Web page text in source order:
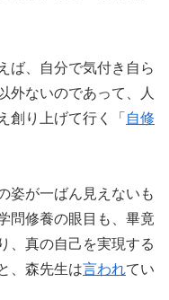
ば、自分で気付き自ら
外ないのであって、人
創り上げて行く「 自修
姿が一ばん見えないも
問修養の眼目も、畢竟
、真の自己を実現する
、森先生は言われてい